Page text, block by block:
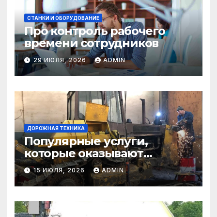
СТАНКИ И ОБОРУДОВАНИЕ
Про контроль рабочего
времени сотрудников
29 ИЮЛЯ, 2026 ADMIN
ДОРОЖНАЯ ТЕХНИКА
Популярные услуги,
которые оказывают
самосвалы в строительстве
и логистике
15 ИЮЛЯ, 2026 ADMIN